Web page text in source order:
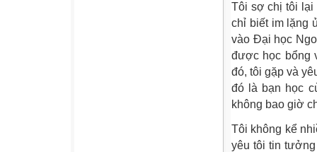
Tôi sợ chị tôi lại
chỉ biết im lặng
vào Đại học
được học bổng
đó, tôi gặp và
đó là bạn học
không bao giờ
Tôi không kể
yêu tôi tin tưởng